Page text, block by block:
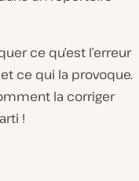
ce qu’est l’erreur
ce qui la provoque.
la corriger
!